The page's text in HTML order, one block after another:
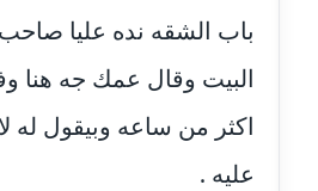
مدونة أماني عبد السلام
عاملة
عاملة
باب الشقه نده عليا
البيت وقال عمك جه هنا
اكثر من ساعه وبيقول له
عليه .